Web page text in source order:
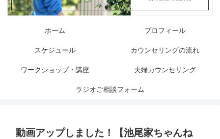
ホーム プロフィール
スケジュール カウンセリングの流れ
ワークショップ・講座 夫婦カウンセリング
ラジオご相談フォーム
動画アップしました！【池尾家ちゃんね